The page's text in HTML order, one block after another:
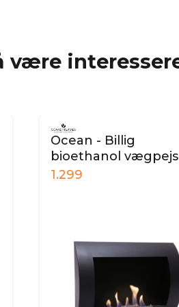
være
Ocean - Billig
bioethanol vægpejs
sort
1.299